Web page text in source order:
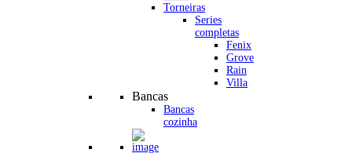
Torneiras
Series
completas
Fenix
Grove
Rain
Villa
Bancas
Bancas
cozinha